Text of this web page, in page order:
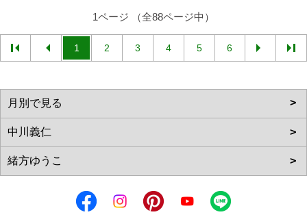
1ページ （全88ページ中）
1 2 3 4 5 6